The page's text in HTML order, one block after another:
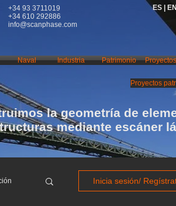
+34 93 3711019
+34 610 292886
info@scanphase.com
ES | EN |
Industria
Naval Patrimonio Proyectos
Proyectos
la geometría de
mediante escáner
Inicia sesión/